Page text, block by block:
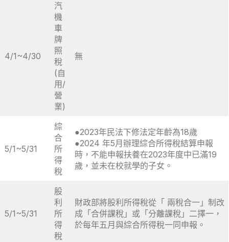
4/1~4/30
汽
機
車
牌
照
稅
(自
用/
營
業)
無
5/1~5/31
綜
合
所
得
稅
●2023年民法下修法定年齡為18歲
●2024 年5月辦理綜合所得稅結算申報
時，不能申報扶養在2023年度中已滿19
歲，並未在校就學的子女。
5/1~5/31
股
利
所
得
稅
財政部將股利所得稅從「 兩稅合一」制改
成「合併課稅」或「分離課稅」二擇一，
於每年五月與綜合所得稅一同申報。